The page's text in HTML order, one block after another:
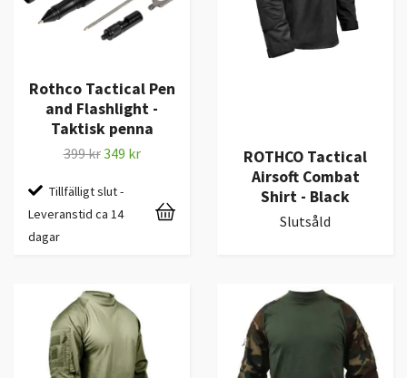
Rothco Tactical Pen
and Flashlight -
Taktisk penna
399 kr349 kr
Tillfälligt slut -
Leveranstid ca 14
dagar
ROTHCO Tactical
Airsoft Combat
Shirt - Black
Slutsåld